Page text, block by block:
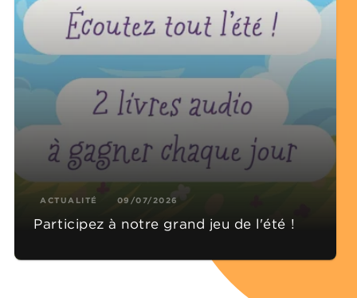
ACTUALITÉ 09/07/2026
Participez à notre grand jeu de l'été !